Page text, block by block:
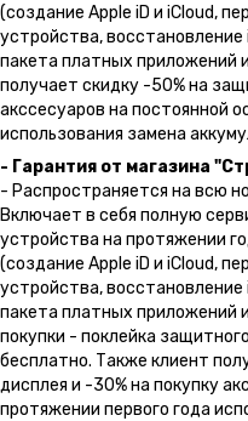
(создание Apple iD и iCloud,
устройства, восстановление
пакета платных приложений
получает скидку -50% на
акссесуаров на постоянной
использования замена
- Гарантия от магазина
- Распространяется на всю
Включает в себя полную
устройства на протяжении
(создание Apple iD и iCloud,
устройства, восстановление
пакета платных приложений
покупки - поклейка
бесплатно. Также клиент
дисплея и -30% на покупку
протяжении первого года